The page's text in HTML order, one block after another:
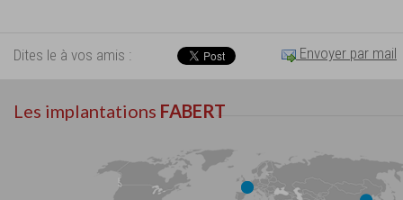
Dites le à vos amis : Envoyer par mail
Les implantations FABERT